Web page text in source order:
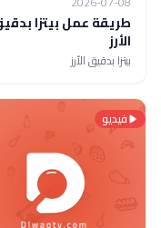
طريقة عمل بيتزا
الأرز
بيتزا بدقيق الأرز
فيديو